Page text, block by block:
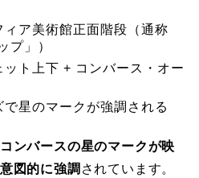
ィア美術館正面階段（通称
プ」）
ット上下 + コンバース・オー
で星のマークが強調される
コンバースの星のマークが映
図的に強調 されています。